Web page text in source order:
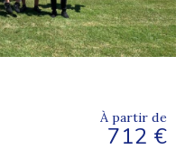
À partir de
712 €